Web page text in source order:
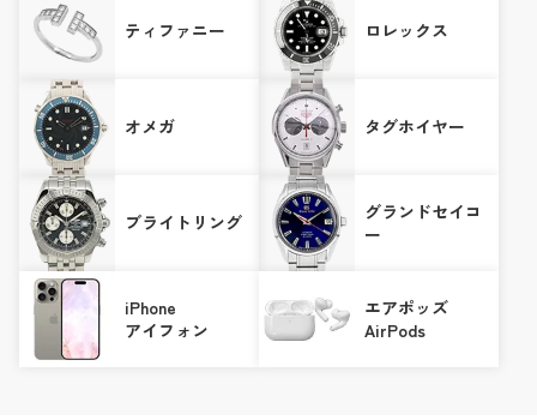
ティファニー ロレックス
オメガ タグホイヤー
ブライトリング
グランドセイコ
ー
iPhone
アイフォン
エアポッズ
AirPods